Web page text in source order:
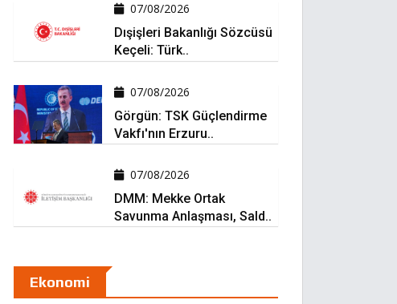
07/08/2026
Dışişleri Bakanlığı Sözcüsü
Keçeli: Türk..
07/08/2026
Görgün: TSK Güçlendirme
Vakfı'nın Erzuru..
07/08/2026
DMM: Mekke Ortak
Savunma Anlaşması, Sald..
Ekonomi